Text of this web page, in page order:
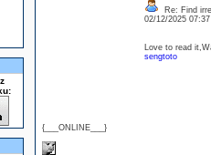
{___ONLINE___}
Re: Find
02/12/2025
Love to read
sengtoto